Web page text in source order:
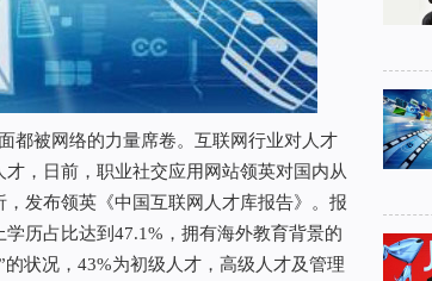
被网络的力量席卷。互联网行业对人才
，日前，职业社交应用网站领英对国内从
发布领英《中国互联网人才库报告》。报
历占比达到47.1%，拥有海外教育背景的
状况，43%为初级人才，高级人才及管理